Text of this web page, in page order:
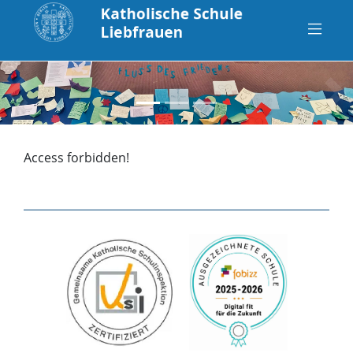
zurück
Access forbidden!